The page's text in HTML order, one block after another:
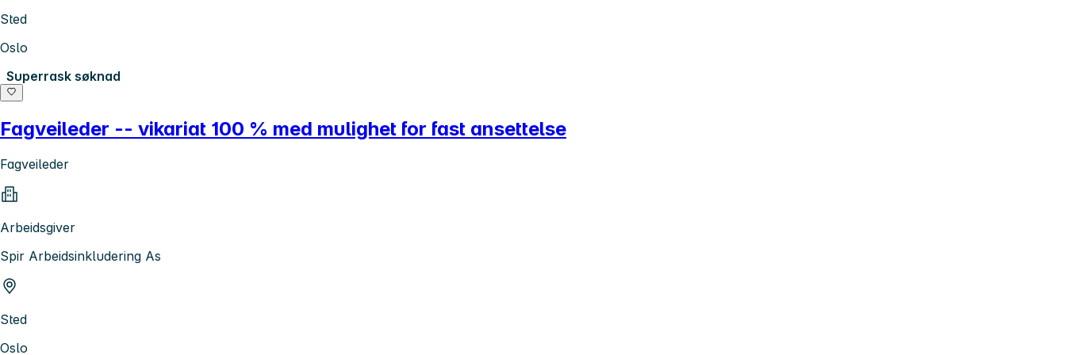
Sted
Oslo
Superrask søknad
Fagveileder -- vikariat 100 % med mulighet for fast ansettelse
Fagveileder
Arbeidsgiver
Spir Arbeidsinkludering As
Sted
Oslo